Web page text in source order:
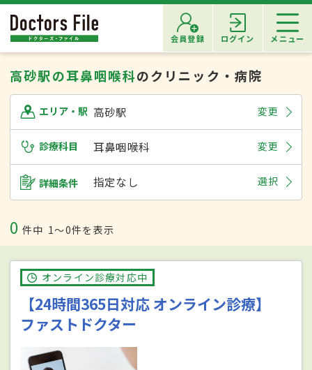
会員登録 ログイン メニュー
高砂駅の耳鼻咽喉科のクリニック・病院
エリア・駅 高砂駅 変更
診療科目 耳鼻咽喉科 変更
詳細条件 指定なし 選択
0 件中 1〜0件を表示
オンライン診療対応中
【24時間365日対応 オンライン診療】
ファストドクター